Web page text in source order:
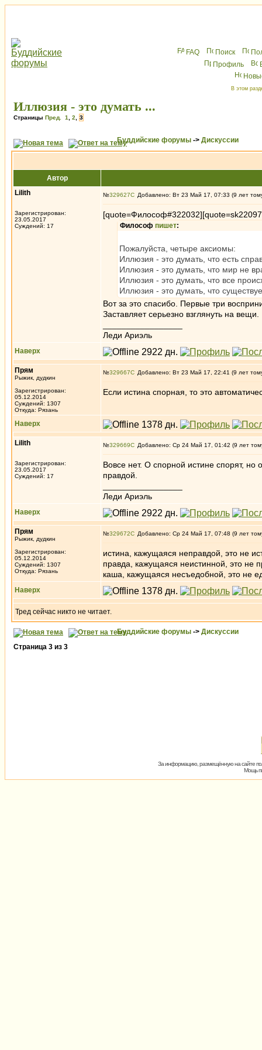
FAQ Поиск
Профиль
В этом
Иллюзия - это думать ...
Страницы Пред. 1 2 3
Буддийские форумы -> Дискуссии
Автор
Lilith
Зарегистрирован:
23.05.2017
Суждений: 17
№329627 Добавлено: Вт 23 Май 17, 07:33 (9 лет
Философ пишет:
Пожалуйста, четыре аксиомы:
Иллюзия - это думать, что есть
Иллюзия - это думать, что мир не
Иллюзия - это думать, что все
Иллюзия - это думать, что
Вот за это спасибо. Первые три
Заставляет серьезно взглянуть на вещи.
Леди Ариэль
Наверх
Прям
Рыжик, дудкин
Зарегистрирован:
05.12.2014
Суждений: 1307
Откуда: Рязань
№329667 Добавлено: Вт 23 Май 17, 22:41 (9 лет
Если истина спорная, то это
Наверх
Lilith
Зарегистрирован:
23.05.2017
Суждений: 17
№329669 Добавлено: Ср 24 Май 17, 01:42 (9 лет
Вовсе нет. О спорной истине спорят, но
правдой.
Леди Ариэль
Наверх
Прям
Рыжик, дудкин
Зарегистрирован:
05.12.2014
Суждений: 1307
Откуда: Рязань
№329672 Добавлено: Ср 24 Май 17, 07:48 (9 лет
истина, кажущаяся неправдой, это не
правда, кажущаяся неистинной, это не
каша, кажущаяся несъедобной, это не
Наверх
Тред сейчас никто не читает.
Буддийские форумы -> Дискуссии
Страница 3 из 3
За информацию, размещённую на сайте
Мощь